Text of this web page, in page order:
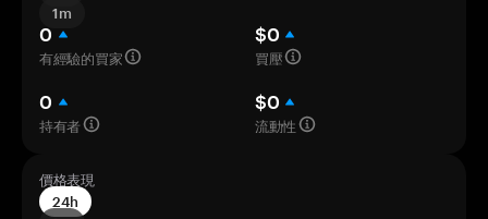
1m
0
有經驗的買家
$0
買壓
0
持有者
$0
流動性
價格表現
24h